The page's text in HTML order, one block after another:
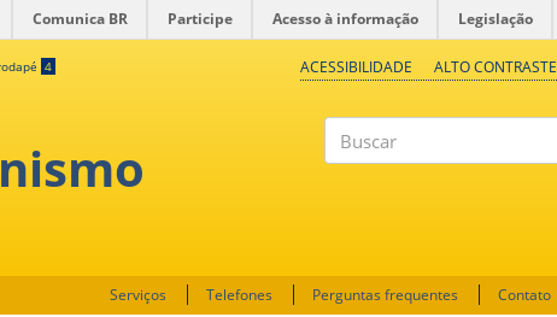
Comunica BR Participe Acesso à informação Legislação
4 ACESSIBILIDADE ALTO CONTRASTE
Serviços Telefones Perguntas frequentes Contato